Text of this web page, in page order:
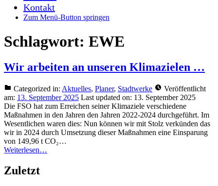
Kontakt
Zum Menü-Button springen
Schlagwort: EWE
Wir arbeiten an unseren Klimazielen …
Categorized in: Aktuelles, Planer, Stadtwerke
Veröffentlicht
am: 13. September 2025 Last updated on: 13. September 2025
Die FSO hat zum Erreichen seiner Klimaziele verschiedene
Maßnahmen in den Jahren den Jahren 2022-2024 durchgeführt. Im
Wesentlichen waren dies: Nun können wir mit Stolz verkünden das
wir in 2024 durch Umsetzung dieser Maßnahmen eine Einsparung
von 149,96 t CO₂…
Weiterlesen…
Zuletzt